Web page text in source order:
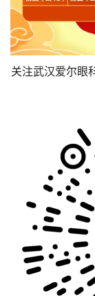
关注武汉爱尔眼